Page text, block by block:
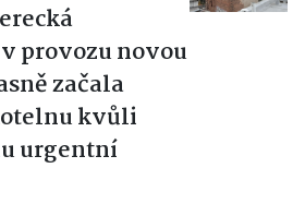
provozu novou
začala
kvůli
urgentní